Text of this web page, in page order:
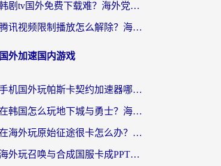
韩剧tv国外免费下载难？海外党看国内剧的加速器选择指南（附实用技巧）
腾讯视频限制播放怎么解除？海外党亲测有效的回国加速指南
国外加速国内游戏
手机国外玩帕斯卡契约加速器哪个好用？海外党国服游戏之路的救星
在韩国怎么玩地下城与勇士？海外党必看的国服游戏加速全攻略
在海外玩原始征途很卡怎么办？一份给游子的终极指南
海外玩召唤与合成国服卡成PPT？这篇解决办法让你丝滑操作